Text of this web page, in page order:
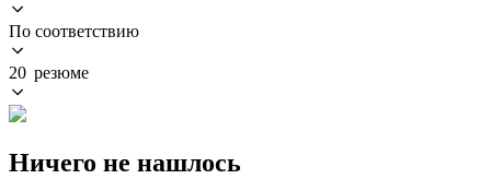
По соответствию
20 резюме
Ничего не нашлось